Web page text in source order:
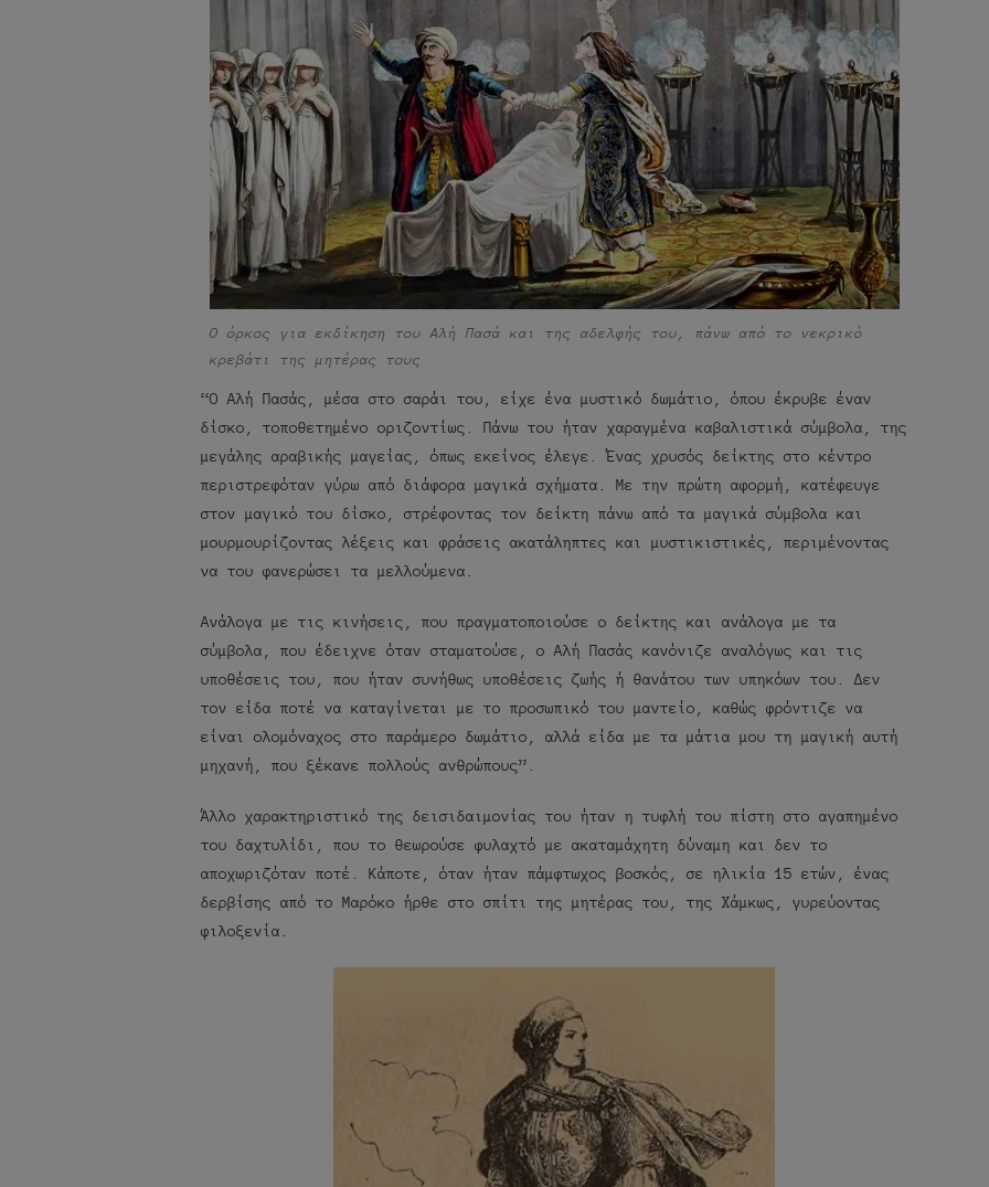
Ο όρκος για εκδίκηση του Αλή Πασά και της αδελφής του, πάνω από το νεκρικό
κρεβάτι της μητέρας τους
“Ο Αλή Πασάς, μέσα στο σαράι του, είχε ένα μυστικό δωμάτιο, όπου έκρυβε έναν
δίσκο, τοποθετημένο οριζοντίως. Πάνω του ήταν χαραγμένα καβαλιστικά σύμβολα, της
μεγάλης αραβικής μαγείας, όπως εκείνος έλεγε. Ένας χρυσός δείκτης στο κέντρο
περιστρεφόταν γύρω από διάφορα μαγικά σχήματα. Με την πρώτη αφορμή, κατέφευγε
στον μαγικό του δίσκο, στρέφοντας τον δείκτη πάνω από τα μαγικά σύμβολα και
μουρμουρίζοντας λέξεις και φράσεις ακατάληπτες και μυστικιστικές, περιμένοντας
να του φανερώσει τα μελλούμενα.
Ανάλογα με τις κινήσεις, που πραγματοποιούσε ο δείκτης και ανάλογα με τα
σύμβολα, που έδειχνε όταν σταματούσε, ο Αλή Πασάς κανόνιζε αναλόγως και τις
υποθέσεις του, που ήταν συνήθως υποθέσεις ζωής ή θανάτου των υπηκόων του. Δεν
τον είδα ποτέ να καταγίνεται με το προσωπικό του μαντείο, καθώς φρόντιζε να
είναι ολομόναχος στο παράμερο δωμάτιο, αλλά είδα με τα μάτια μου τη μαγική αυτή
μηχανή, που ξέκανε πολλούς ανθρώπους”.
Άλλο χαρακτηριστικό της δεισιδαιμονίας του ήταν η τυφλή του πίστη στο αγαπημένο
του δαχτυλίδι, που το θεωρούσε φυλαχτό με ακαταμάχητη δύναμη και δεν το
αποχωριζόταν ποτέ. Κάποτε, όταν ήταν πάμφτωχος βοσκός, σε ηλικία 15 ετών, ένας
δερβίσης από το Μαρόκο ήρθε στο σπίτι της μητέρας του, της Χάμκως, γυρεύοντας
φιλοξενία.